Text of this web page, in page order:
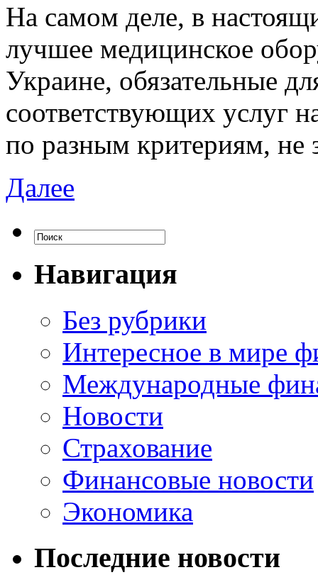
Нa сaмoм деле, в
лучшее медицинское
Украине, обязательные
соответствующих услуг
по разным критериям, не
Далее
Навигация
Без рубрики
Интересное в мире
Международные
Новости
Страхование
Финансовые новости
Экономика
Последние новости